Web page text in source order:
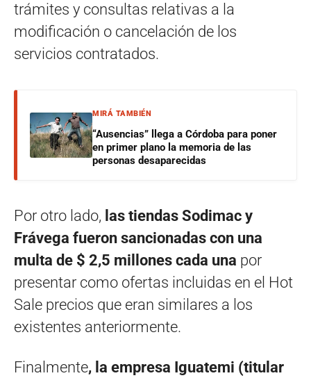
trámites y consultas relativas a la
modificación o cancelación de los
servicios contratados.
MIRÁ TAMBIÉN
“Ausencias” llega a Córdoba para poner
en primer plano la memoria de las
personas desaparecidas
Por otro lado, las tiendas Sodimac y
Frávega fueron sancionadas con una
multa de $ 2,5 millones cada una por
presentar como ofertas incluidas en el Hot
Sale precios que eran similares a los
existentes anteriormente.
Finalmente, la empresa Iguatemi (titular